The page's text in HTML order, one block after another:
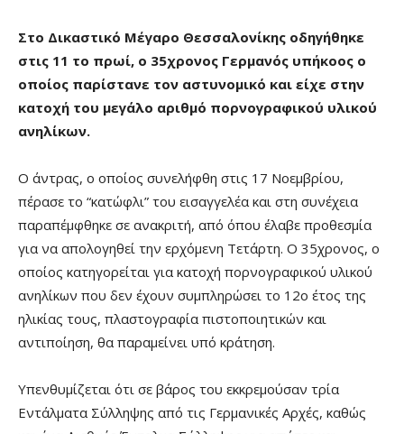
Στο Δικαστικό Μέγαρο Θεσσαλονίκης οδηγήθηκε
στις 11 το πρωί, ο 35χρονος Γερμανός υπήκοος ο
οποίος παρίστανε τον αστυνομικό και είχε στην
κατοχή του μεγάλο αριθμό πορνογραφικού υλικού
ανηλίκων.
Ο άντρας, ο οποίος συνελήφθη στις 17 Νοεμβρίου,
πέρασε το “κατώφλι” του εισαγγελέα και στη συνέχεια
παραπέμφθηκε σε ανακριτή, από όπου έλαβε προθεσμία
για να απολογηθεί την ερχόμενη Τετάρτη. Ο 35χρονος, ο
οποίος κατηγορείται για κατοχή πορνογραφικού υλικού
ανηλίκων που δεν έχουν συμπληρώσει το 12ο έτος της
ηλικίας τους, πλαστογραφία πιστοποιητικών και
αντιποίηση, θα παραμείνει υπό κράτηση.
Υπενθυμίζεται ότι σε βάρος του εκκρεμούσαν τρία
Εντάλματα Σύλληψης από τις Γερμανικές Αρχές, καθώς